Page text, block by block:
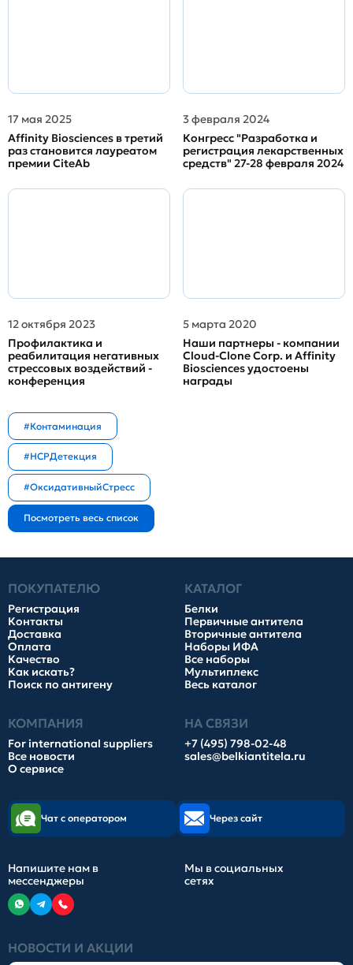
17 мая 2025
Affinity Biosciences в третий
раз становится лауреатом
премии CiteAb
3 февраля 2024
Конгресс "Разработка и
регистрация лекарственных
средств" 27-28 февраля 2024
12 октября 2023
Профилактика и
реабилитация негативных
стрессовых воздействий -
конференция
5 марта 2020
Наши партнеры - компании
Cloud-Clone Corp. и Affinity
Biosciences удостоены
награды
#Контаминация
#HCPДетекция
#ОксидативныйСтресс
ПОКУПАТЕЛЮ
Регистрация
Контакты
Доставка
Оплата
Качество
Как искать?
Поиск по антигену
КАТАЛОГ
Белки
Первичные антитела
Вторичные антитела
Наборы ИФА
Все наборы
Мультиплекс
Весь каталог
КОМПАНИЯ
For international suppliers
Все новости
О сервисе
НА СВЯЗИ
+7 (495) 798-02-48
sales@belkiantitela.ru
НОВОСТИ И АКЦИИ
Чат с оператором Через сайт
Напишите нам в
мессенджеры
Мы в социальных
сетях